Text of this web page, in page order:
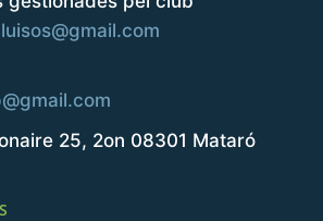
25, 2on 08301 Mataró